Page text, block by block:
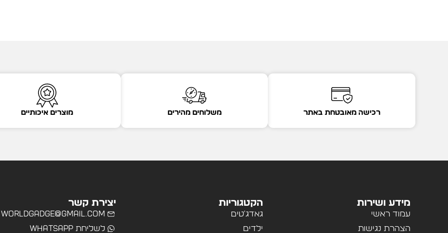
רכישה מאובטחת באתר משלוחים מהירים מוצרים איכותיים
מידע ושירות
עמוד ראשי
הצהרת נגישות
הקטגוריות
גאדג'טים
ילדים
יצירת קשר
worldgadge@gmail.com
לשליחת WhatsApp